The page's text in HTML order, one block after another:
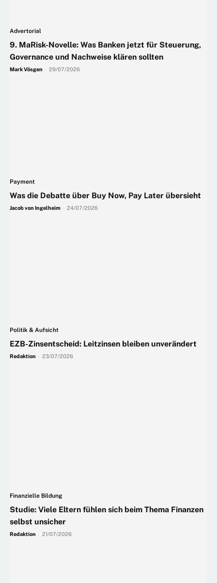
Advertorial
9. MaRisk-Novelle: Was Banken jetzt für Steuerung,
Governance und Nachweise klären sollten
Mark Vösgen 29/07/2026
Payment
Was die Debatte über Buy Now, Pay Later übersieht
Jacob von Ingelheim 24/07/2026
Politik & Aufsicht
EZB-Zinsentscheid: Leitzinsen bleiben unverändert
Redaktion 23/07/2026
Finanzielle Bildung
Studie: Viele Eltern fühlen sich beim Thema Finanzen
selbst unsicher
Redaktion 21/07/2026